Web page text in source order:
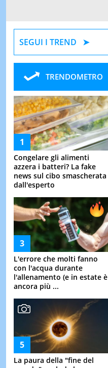
SEGUI I TREND
TRENDOMETRO
Congelare gli alimenti
azzera i batteri? La fake
news sul cibo smascherata
dall'esperto
L'errore che molti fanno
con l'acqua durante
l'allenamento (e in estate è
ancora più ...
La paura della "fine del